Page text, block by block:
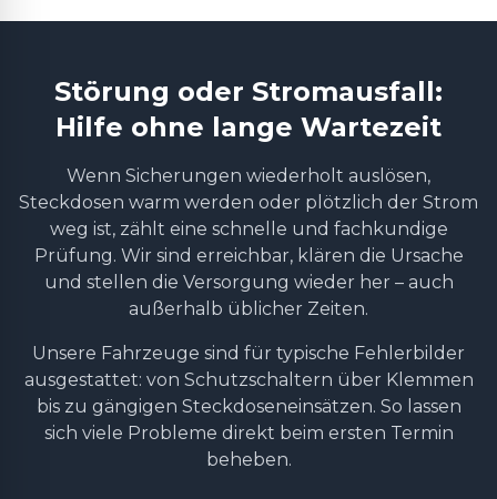
Störung oder Stromausfall:
Hilfe ohne lange Wartezeit
Wenn Sicherungen wiederholt auslösen,
Steckdosen warm werden oder plötzlich der Strom
weg ist, zählt eine schnelle und fachkundige
Prüfung. Wir sind erreichbar, klären die Ursache
und stellen die Versorgung wieder her – auch
außerhalb üblicher Zeiten.
Unsere Fahrzeuge sind für typische Fehlerbilder
ausgestattet: von Schutzschaltern über Klemmen
bis zu gängigen Steckdoseneinsätzen. So lassen
sich viele Probleme direkt beim ersten Termin
beheben.